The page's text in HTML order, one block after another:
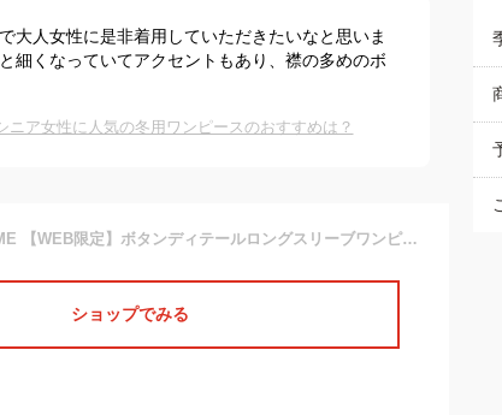
大人女性に是非着用していただきたいなと思いま
細くなっていてアクセントもあり、襟の多めのボ
ア女性に人気の冬用ワンピースのおすすめは？
ADAM ET ROPE’ FEMME 【WEB限定】ボタンディテールロングスリーブワンピース アダムエロペ ワンピース ワンピースその他 グレー ブラック パープル【送料無料】
ショップでみる